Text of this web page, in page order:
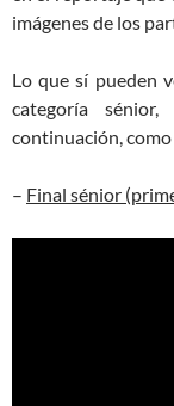
imágenes de los
Lo que sí pueden
categoría
continuación,
– Final sénior